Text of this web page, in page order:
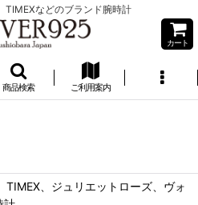
TIMEXなどのブランド腕時計
カート
商品検索 ご利用案内
、ジュリエットローズ、ヴォ